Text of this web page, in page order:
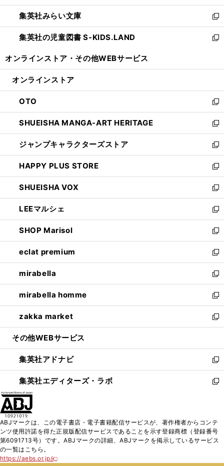
開
く
ウ
で
開
く
ン
ド
ウ
で
ウ
ィ
ン
ド
開
集英社みらい文庫
新
し
い
ン
ウ
で
開
く
集英社の児童図書 S-KIDS.LAND
新
ウ
ン
ド
ウ
で
開
く
オンラインストア・ その他WEBサービス
オンラインストア
OTO
新
し
い
ウ
ィ
ン
ド
ウ
で
開
く
SHUEISHA MANGA-ART HERITAGE
新
し
い
ウ
ィ
ン
ド
ウ
で
開
く
ジャンプキャラクターズストア
新
し
い
ウ
ィ
ン
ド
ウ
で
開
く
HAPPY PLUS STORE
新
し
い
ウ
ィ
ン
ド
ウ
で
開
く
SHUEISHA VOX
新
し
い
ウ
ィ
ン
ド
ウ
で
開
く
LEEマルシェ
新
し
い
ウ
ィ
ン
ド
ウ
で
開
く
SHOP Marisol
新
し
い
ウ
ィ
ン
ド
ウ
で
開
eclat premium
新
し
い
ウ
ィ
ン
ド
ウ
開
く
mirabella
新
し
い
ウ
ィ
ン
ウ
で
開
く
mirabella homme
新
し
い
ウ
ン
ド
ウ
で
zakka market
新
し
ウ
ィ
ン
ド
く
その他WEBサービス
集英社アドナビ
新
し
い
ド
ウ
で
集英社エディターズ・ラボ
新
ィ
ン
ABJマークは、この電子書店・電子書籍配信サービスが、著作権者からコンテ
ンツ使用許諾を得た正規版配信サービスであることを示す登録商標（登録番号
第6091713号）です。ABJマークの詳細、ABJマークを掲示しているサービス
の一覧はこちら。
https://aebs.or.jp/
新